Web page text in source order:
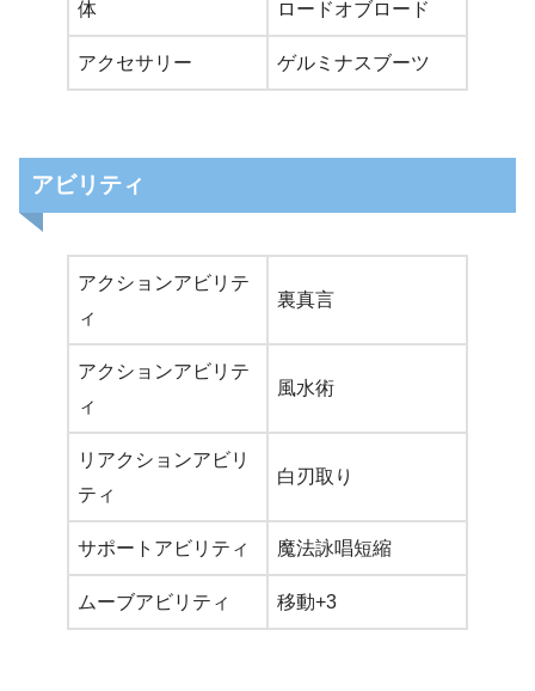
体 ロードオブロード
アクセサリー ゲルミナスブーツ
アビリティ
アクションアビリテ
ィ
裏真言
アクションアビリテ
ィ
風水術
リアクションアビリ
ティ
白刃取り
サポートアビリティ 魔法詠唱短縮
ムーブアビリティ 移動+3